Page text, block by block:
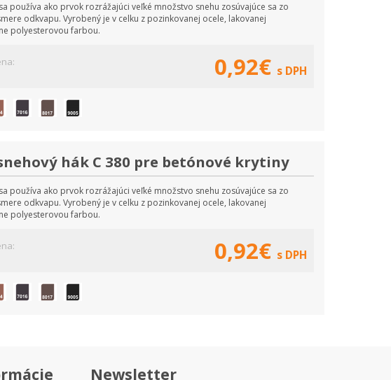
používa ako prvok rozrážajúci veľké množstvo snehu zosúvajúce sa zo
odkvapu. Vyrobený je v celku z pozinkovanej ocele, lakovanej
polyesterovou farbou.
0,92€ s DPH
hák C 380 pre betónové krytiny
používa ako prvok rozrážajúci veľké množstvo snehu zosúvajúce sa zo
odkvapu. Vyrobený je v celku z pozinkovanej ocele, lakovanej
polyesterovou farbou.
0,92€ s DPH
Newsletter